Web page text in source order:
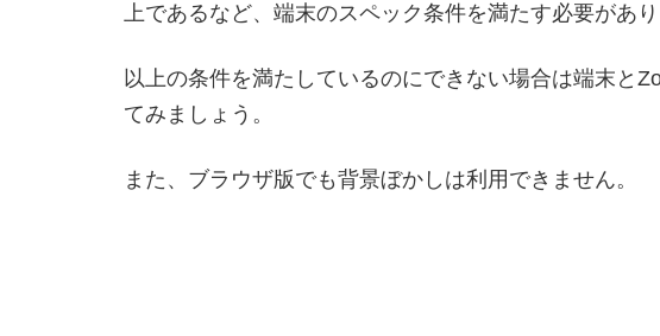
上であるなど、端末のスペック条件を満たす必要があり
以上の条件を満たしているのにできない場合は端末と
てみましょう。
また、ブラウザ版でも背景ぼかしは利用できません。